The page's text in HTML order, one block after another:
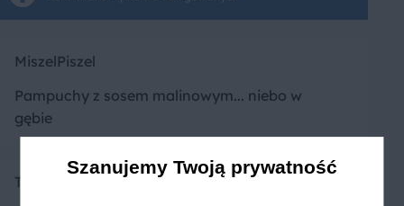
MiszelPiszel
Pampuchy z sosem malinowym... niebo w
gębie
Toporkiewicz
Szanujemy Twoją prywatność